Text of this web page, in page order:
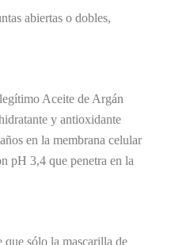
abiertas o dobles,
Aceite de Argán
y antioxidante
en la membrana celular
pH 3,4 que penetra en la
que sólo la mascarilla de